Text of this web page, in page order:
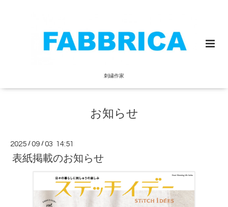
刺繍作家
お知らせ
2025 /09 /03 14:51
表紙掲載のお知らせ